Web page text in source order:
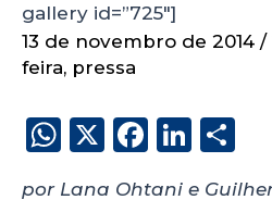
gallery id=”725″]
13 de novembro de 2014 /
feira, pressa
W X
F
Li
por Lana Ohtani e